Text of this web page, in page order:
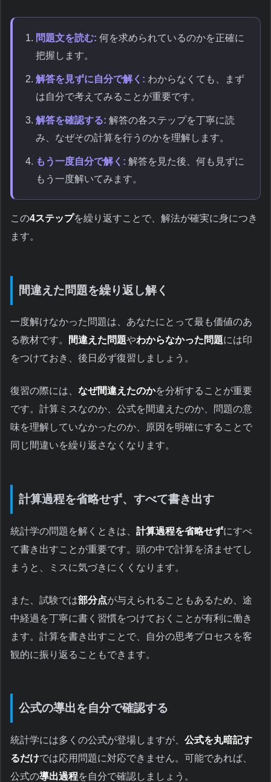
問題文を読む: 何を求められているのかを正確に
把握します。
解答を見ずに自分で解く: わからなくても、まず
は自分で考えてみることが重要です。
解答を確認する: 解答の各ステップを丁寧に読
み、なぜその計算を行うのかを理解します。
もう一度自分で解く: 解答を見た後、何も見ずに
もう一度解いてみます。
この4ステップを繰り返すことで、解法が確実に身につき
ます。
間違えた問題を繰り返し解く
一度解けなかった問題は、あなたにとって最も価値のあ
る教材です。
間違えた問題やわからなかった問題には印
をつけておき、後日必ず復習しましょう。
復習の際には、 なぜ間違えたのかを分析することが重要
です。計算ミスなのか、公式を間違えたのか、問題の意
味を理解していなかったのか、原因を明確にすることで
同じ間違いを繰り返さなくなります。
計算過程を省略せず、すべて書き出す
統計学の問題を解くときは、 計算過程を省略せずにすべ
て書き出すことが重要です。頭の中で計算を済ませてし
まうと、ミスに気づきにくくなります。
また、試験では部分点が与えられることもあるため、途
中経過を丁寧に書く習慣をつけておくことが有利に働き
ます。計算を書き出すことで、自分の思考プロセスを客
観的に振り返ることもできます。
公式の導出を自分で確認する
統計学には多くの公式が登場しますが、 公式を丸暗記す
るだけでは応用問題に対応できません。可能であれば、
公式の導出過程を自分で確認しましょう。